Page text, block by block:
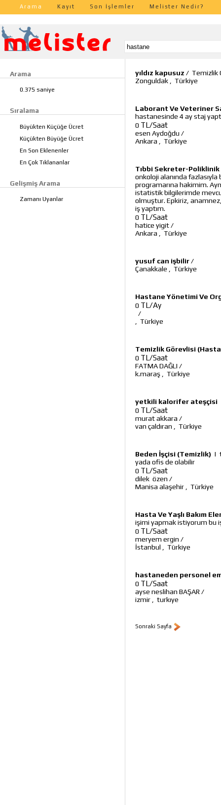
Arama Kayıt Son İşlemler Melister Nedir?
Arama
0.375 saniye
Sıralama
Büyükten Küçüğe Ücret
Küçükten Büyüğe Ücret
En Son Eklenenler
En Çok Tıklananlar
Gelişmiş Arama
Zamanı Uyanlar
yıldız kapusuz / Temizlik
Zonguldak
Türkiye
Laborant Ve Veteriner
hastanesinde 4 ay staj
0 TL/Saat
esen Aydoğdu /
Ankara
Türkiye
Tıbbi Sekreter-Poliklinik
onkoloji alanında
programarına hakimim.
istatistik bilgilerimde
olmuştur. Epkiriz,
iş yaptım.
0 TL/Saat
hatice yigit/
Ankara
Türkiye
yusuf can işbilir/
Çanakkale
Türkiye
Hastane Yönetimi Ve
0 TL/Ay
/
Türkiye
Temizlik Görevlisi
0 TL/Saat
FATMA DAĞLI /
k.maraş
Türkiye
yetkili kalorifer ateşçisi
0 TL/Saat
murat akkara /
van çaldıran
Türkiye
Beden İşçisi (Temizlik) |
yada ofis de olabilir
0 TL/Saat
dilek özen /
Manisa alaşehir
Türkiye
Hasta Ve Yaşlı Bakım
işimi yapmak istiyorum bu
0 TL/Saat
meryem ergin /
İstanbul
Türkiye
hastaneden personel
0 TL/Saat
ayse neslihan BAŞAR /
izmir
turkıye
Sonraki Sayfa